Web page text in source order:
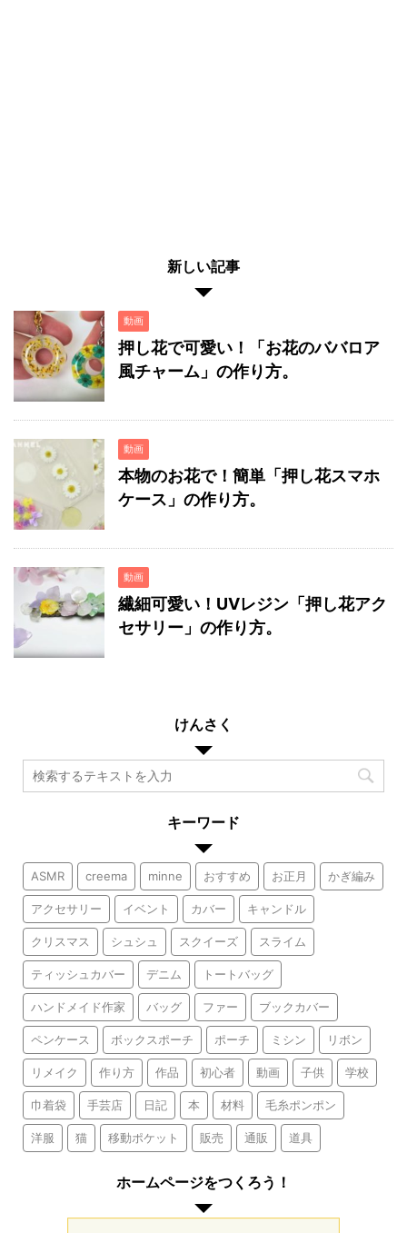
新しい記事
動画
押し花で可愛い！「お花のババロア
風チャーム」の作り方。
動画
本物のお花で！簡単「押し花スマホ
ケース」の作り方。
動画
繊細可愛い！UVレジン「押し花アク
セサリー」の作り方。
けんさく
キーワード
ASMR creema minne おすすめ お正月 かぎ編み
アクセサリー イベント カバー キャンドル
クリスマス シュシュ スクイーズ スライム
ティッシュカバー デニム トートバッグ
ハンドメイド作家 バッグ ファー ブックカバー
ペンケース ボックスポーチ ポーチ ミシン リボン
リメイク 作り方 作品 初心者 動画 子供 学校
巾着袋 手芸店 日記 本 材料 毛糸ポンポン
洋服 猫 移動ポケット 販売 通販 道具
ホームページをつくろう！